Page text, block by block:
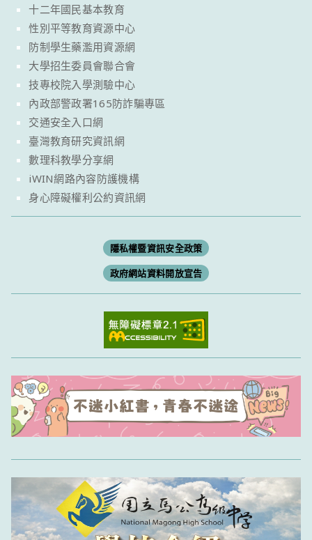
十二年國民基本教育
性別平等教育資源中心
防制學生藥濫用資源網
大學招生委員會聯合會
技專校院入學測驗中心
內政部警政署165防詐騙專區
交通安全入口網
臺灣教育研究資訊網
數理科教學分享網
iWIN網路內容防護機構
身心障礙權利公約資訊網
隱私權暨資訊安全政策
政府網站資料開放宣告